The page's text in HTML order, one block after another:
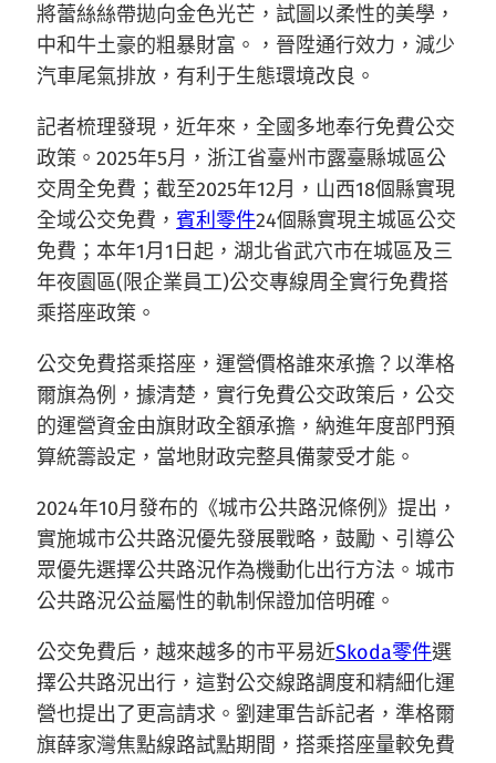
將蕾絲絲帶拋向金色光芒，試圖以柔性的美學，
中和牛土豪的粗暴財富。，晉陞通行效力，減少
汽車尾氣排放，有利于生態環境改良。
記者梳理發現，近年來，全國多地奉行免費公交
政策。2025年5月，浙江省臺州市露臺縣城區公
交周全免費；截至2025年12月，山西18個縣實現
全域公交免費， 賓利零件24個縣實現主城區公交
免費；本年1月1日起，湖北省武穴市在城區及三
年夜園區(限企業員工)公交專線周全實行免費搭
乘搭座政策。
公交免費搭乘搭座，運營價格誰來承擔？以準格
爾旗為例，據清楚，實行免費公交政策后，公交
的運營資金由旗財政全額承擔，納進年度部門預
算統籌設定，當地財政完整具備蒙受才能。
2024年10月發布的《城市公共路況條例》提出，
實施城市公共路況優先發展戰略，鼓勵、引導公
眾優先選擇公共路況作為機動化出行方法。城市
公共路況公益屬性的軌制保證加倍明確。
公交免費后，越來越多的市平易近Skoda零件選
擇公共路況出行，這對公交線路調度和精細化運
營也提出了更高請求。劉建軍告訴記者，準格爾
旗薛家灣焦點線路試點期間，搭乘搭座量較免費